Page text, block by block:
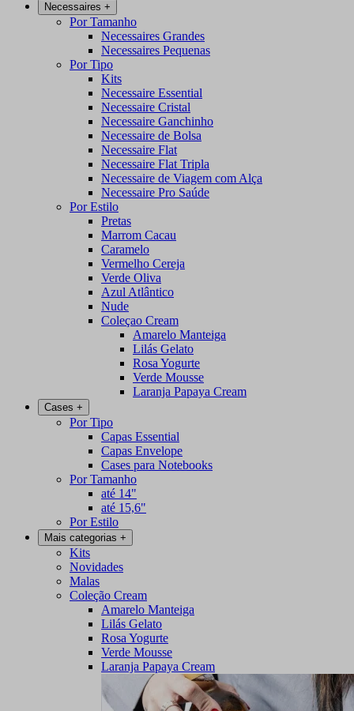
Necessaires +
Por Tamanho
Necessaires Grandes
Necessaires Pequenas
Por Tipo
Kits
Necessaire Essential
Necessaire Cristal
Necessaire Ganchinho
Necessaire de Bolsa
Necessaire Flat
Necessaire Flat Tripla
Necessaire de Viagem com Alça
Necessaire Pro Saúde
Por Estilo
Pretas
Marrom Cacau
Caramelo
Vermelho Cereja
Verde Oliva
Azul Atlântico
Nude
Coleçao Cream
Amarelo Manteiga
Lilás Gelato
Rosa Yogurte
Verde Mousse
Laranja Papaya Cream
Cases +
Por Tipo
Capas Essential
Capas Envelope
Cases para Notebooks
Por Tamanho
até 14"
até 15,6"
Por Estilo
Mais categorias +
Kits
Novidades
Malas
Coleção Cream
Amarelo Manteiga
Lilás Gelato
Rosa Yogurte
Verde Mousse
Laranja Papaya Cream